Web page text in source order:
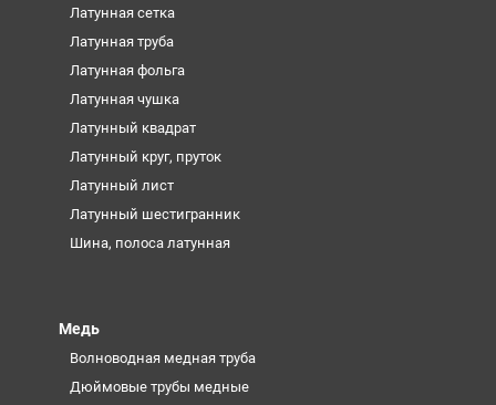
Латунная сетка
Латунная труба
Латунная фольга
Латунная чушка
Латунный квадрат
Латунный круг, пруток
Латунный лист
Латунный шестигранник
Шина, полоса латунная
Медь
Волноводная медная труба
Дюймовые трубы медные